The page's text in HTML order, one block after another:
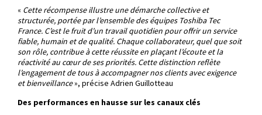
« Cette récompense illustre une démarche collective et
structurée, portée par l’ensemble des équipes Toshiba Tec
France. C’est le fruit d’un travail quotidien pour offrir un service
fiable, humain et de qualité. Chaque collaborateur, quel que soit
son rôle, contribue à cette réussite en plaçant l’écoute et la
réactivité au cœur de ses priorités. Cette distinction reflète
l’engagement de tous à accompagner nos clients avec exigence
et bienveillance», précise Adrien Guillotteau
Des performances en hausse sur les canaux clés